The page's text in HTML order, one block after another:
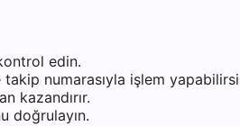
edin.
numarasıyla işlem
kazandırır.
doğrulayın.